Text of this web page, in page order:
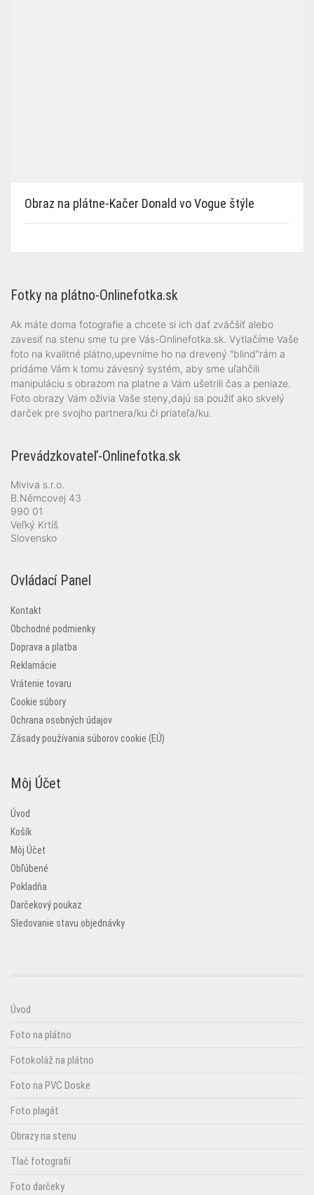
Obraz na plátne-Kačer Donald vo Vogue štýle
Fotky na plátno-Onlinefotka.sk
Ak máte doma fotografie a chcete si ich dať zväčšiť alebo
zavesiť na stenu sme tu pre Vás-Onlinefotka.sk. Vytlačíme Vaše
foto na kvalitné plátno,upevníme ho na drevený "blind"rám a
pridáme Vám k tomu závesný systém, aby sme uľahčili
manipuláciu s obrazom na platne a Vám ušetrili čas a peniaze.
Foto obrazy Vám oživia Vaše steny,dajú sa použiť ako skvelý
darček pre svojho partnera/ku či priateľa/ku.
Prevádzkovateľ-Onlinefotka.sk
Miviva s.r.o.
B.Němcovej 43
990 01
Veľký Krtíš
Slovensko
Ovládací Panel
Kontakt
Obchodné podmienky
Doprava a platba
Reklamácie
Vrátenie tovaru
Cookie súbory
Ochrana osobných údajov
Zásady používania súborov cookie (EÚ)
Môj Účet
Úvod
Košík
Môj Účet
Obľúbené
Pokladňa
Darčekový poukaz
Sledovanie stavu objednávky
Úvod
Foto na plátno
Fotokoláž na plátno
Foto na PVC Doske
Foto plagát
Obrazy na stenu
Tlač fotografií
Foto darčeky